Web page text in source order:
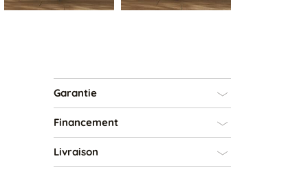
Garantie
Financement
Livraison